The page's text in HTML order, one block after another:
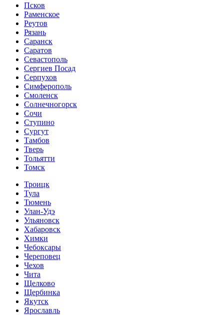
Псков
Раменское
Реутов
Рязань
Саранск
Саратов
Севастополь
Сергиев Посад
Серпухов
Симферополь
Смоленск
Солнечногорск
Сочи
Ступино
Сургут
Тамбов
Тверь
Тольятти
Томск
Троицк
Тула
Тюмень
Улан-Удэ
Ульяновск
Хабаровск
Химки
Чебоксары
Череповец
Чехов
Чита
Щелково
Щербинка
Якутск
Ярославль